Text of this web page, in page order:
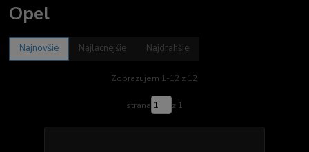
Opel
Najnovšie Najlacnejšie Najdrahšie
Zobrazujem 1-12 z 12
strana z 1